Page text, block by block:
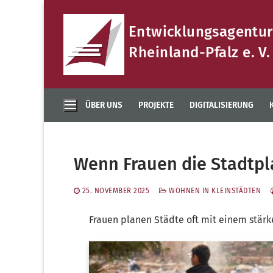
Entwicklungsagentur
Rheinland-Pfalz e. V.
ÜBER UNS PROJEKTE DIGITALISIERUNG
Wenn Frauen die
25. NOVEMBER 2025 WOHNEN IN KLEINSTÄDTEN
Frau­en pla­nen Städ­te oft mit einem